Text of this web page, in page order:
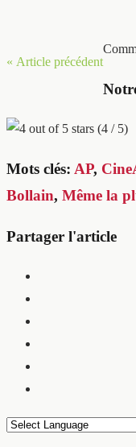
« Article précédent
(4 / 5)
Mots clés: AP,
Bollain, Même la
Partager l'article